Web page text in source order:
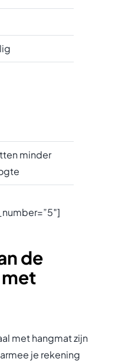
minder
de
met hangmat zijn
je rekening